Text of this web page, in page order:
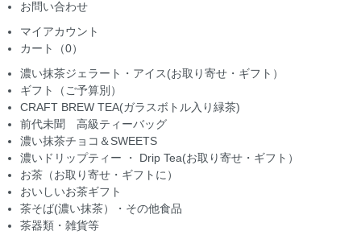
お問い合わせ
マイアカウント
カート（0）
濃い抹茶ジェラート・アイス(お取り寄せ・ギフト）
ギフト（ご予算別）
CRAFT BREW TEA(ガラスボトル入り緑茶)
前代未聞 高級ティーバッグ
濃い抹茶チョコ＆SWEETS
濃いドリップティー ・ Drip Tea(お取り寄せ・ギフト）
お茶（お取り寄せ・ギフトに）
おいしいお茶ギフト
茶そば(濃い抹茶）・その他食品
茶器類・雑貨等